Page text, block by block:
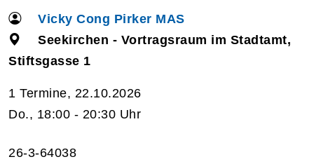
Vicky Cong Pirker MAS
Seekirchen - Vortragsraum im Stadtamt,
Stiftsgasse 1
1 Termine, 22.10.2026
Do., 18:00 - 20:30 Uhr
26-3-64038